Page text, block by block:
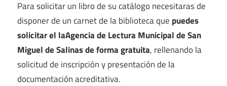
Para solicitar un libro de su catálogo necesitaras de
disponer de un carnet de la biblioteca que puedes
solicitar el laAgencia de Lectura Municipal de San
Miguel de Salinas de forma gratuita, rellenando la
solicitud de inscripción y presentación de la
documentación acreditativa.